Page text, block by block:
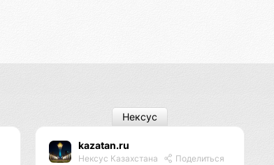
kazatan.ru
Нексус Казахстана Поделиться
Нексус